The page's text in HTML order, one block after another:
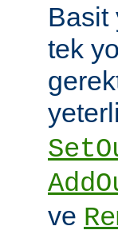
Basit
tek
ve